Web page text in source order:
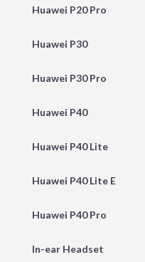
Huawei P20 Pro
Huawei P30
Huawei P30 Pro
Huawei P40
Huawei P40 Lite
Huawei P40 Lite E
Huawei P40 Pro
In-ear Headset